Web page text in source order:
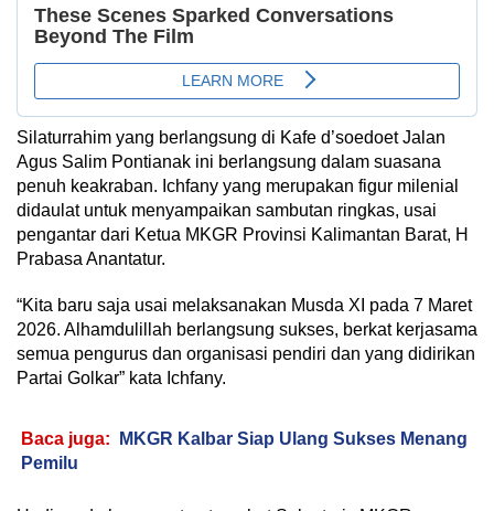
Silaturrahim yang berlangsung di Kafe d’soedoet Jalan
Agus Salim Pontianak ini berlangsung dalam suasana
penuh keakraban. Ichfany yang merupakan figur milenial
didaulat untuk menyampaikan sambutan ringkas, usai
pengantar dari Ketua MKGR Provinsi Kalimantan Barat, H
Prabasa Anantatur.
“Kita baru saja usai melaksanakan Musda XI pada 7 Maret
2026. Alhamdulillah berlangsung sukses, berkat kerjasama
semua pengurus dan organisasi pendiri dan yang didirikan
Partai Golkar” kata Ichfany.
Baca juga:
MKGR Kalbar Siap Ulang Sukses Menang
Pemilu